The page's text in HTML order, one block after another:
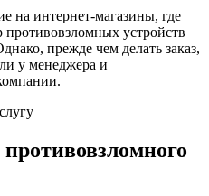
на интернет-магазины, где
устройств
прежде чем делать заказ,
у менеджера и